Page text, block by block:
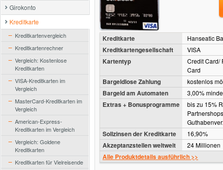
Girokonto
Kreditkarte
Kreditkartenvergleich
Kreditkartenrechner
Vergleich: Kostenlose
Kreditkarten
VISA-Kreditkarten im
Vergleich
MasterCard-Kreditkarten im
Vergleich
American-Express-
Kreditkarten im Vergleich
Vergleich: Goldene
Kreditkarten
Kreditkarten für Vielreisende
Kreditkarte Hanseatic
Kreditkartengesellschaft VISA
Kartentyp
Credit Card/
Card
Bargeldlose Zahlung kostenlos
Bargeld am Automaten 3,00%
Extras + Bonusprogramme
bis zu 15%
Sollzinsen der Kreditkarte 16,90%
Akzeptanzstellen weltweit 24 Millionen
Alle Produktdetails ausführlich >>